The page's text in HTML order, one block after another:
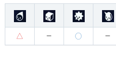
△ ー ◯ ー